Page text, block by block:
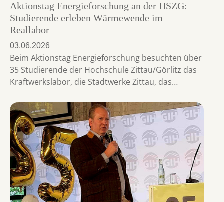
Aktionstag Energieforschung an der HSZG:
Studierende erleben Wärmewende im
Reallabor
03.06.2026
Beim Aktionstag Energieforschung besuchten über
35 Studierende der Hochschule Zittau/Görlitz das
Kraftwerkslabor, die Stadtwerke Zittau, das…